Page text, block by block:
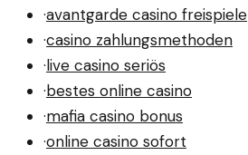
·avantgarde casino freispiele
·casino zahlungsmethoden
·live casino seriös
·bestes online casino
·mafia casino bonus
·online casino sofort